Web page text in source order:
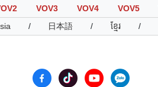
VOV3 VOV4 VOV5
/ 日本語 / ខ្មែរ /